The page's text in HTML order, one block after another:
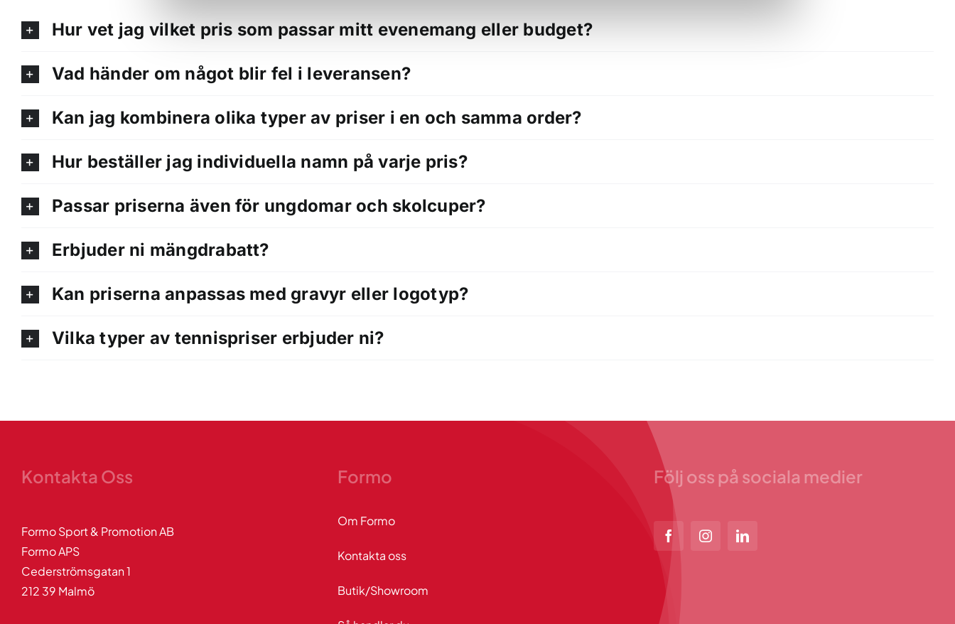
Hur vet jag vilket pris som passar mitt evenemang eller budget?
Vad händer om något blir fel i leveransen?
Kan jag kombinera olika typer av priser i en och samma order?
Hur beställer jag individuella namn på varje pris?
Passar priserna även för ungdomar och skolcuper?
Erbjuder ni mängdrabatt?
Kan priserna anpassas med gravyr eller logotyp?
Vilka typer av tennispriser erbjuder ni?
Kontakta Oss
Formo Sport & Promotion AB
Formo APS
Cederströmsgatan 1
212 39 Malmö
Formo
Om Formo
Kontakta oss
Butik/Showroom
Följ oss på sociala medier